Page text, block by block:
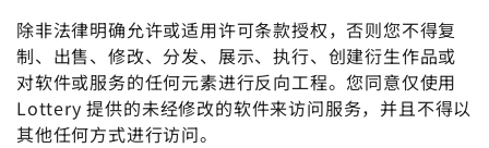
除非法律明确允许或适用许可条款授权，否则您不得复
制、出售、修改、分发、展示、执行、创建衍生作品或
对软件或服务的任何元素进行反向工程。您同意仅使用
Lottery 提供的未经修改的软件来访问服务，并且不得以
其他任何方式进行访问。